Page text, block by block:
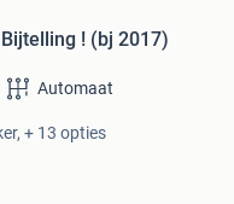
! (bj 2017)
Automaat
+ 13 opties